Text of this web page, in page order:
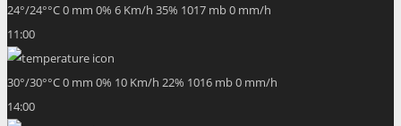
24°/24°°C0 mm 0% 6 Km/h 35% 1017 mb0 mm/h
11:00
30°/30°°C0 mm 0% 10 Km/h 22% 1016 mb0 mm/h
14:00